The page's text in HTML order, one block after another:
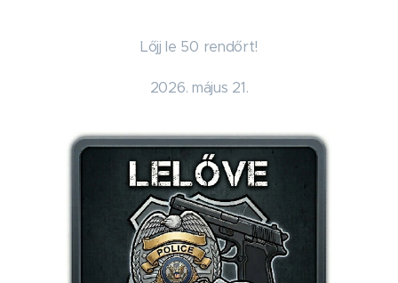
Lőjj le 50 rendőrt!
2026. május 21.